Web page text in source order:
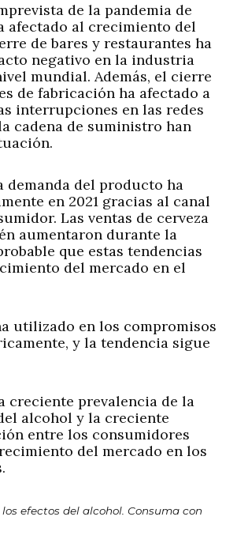
de la pandemia de
afectado al crecimiento del
de bares y restaurantes ha
negativo en la industria
mundial. Además, el cierre
de fabricación ha afectado a
interrupciones en las redes
cadena de suministro han
demanda del producto ha
en 2021 gracias al canal
Las ventas de cerveza
aumentaron durante la
que estas tendencias
del mercado en el
utilizado en los compromisos
y la tendencia sigue
creciente prevalencia de la
alcohol y la creciente
entre los consumidores
del mercado en los
efectos del alcohol. Consuma con